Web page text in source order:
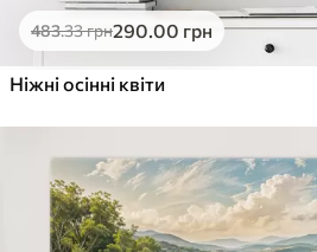
Еко-Преміум
.00грн
✓Яскраві, насичені кольори
✓ Поверхня з текстурою полотна
✓Екологічний матеріал
483.33грн290.00 грн
Ніжні осінні квіти